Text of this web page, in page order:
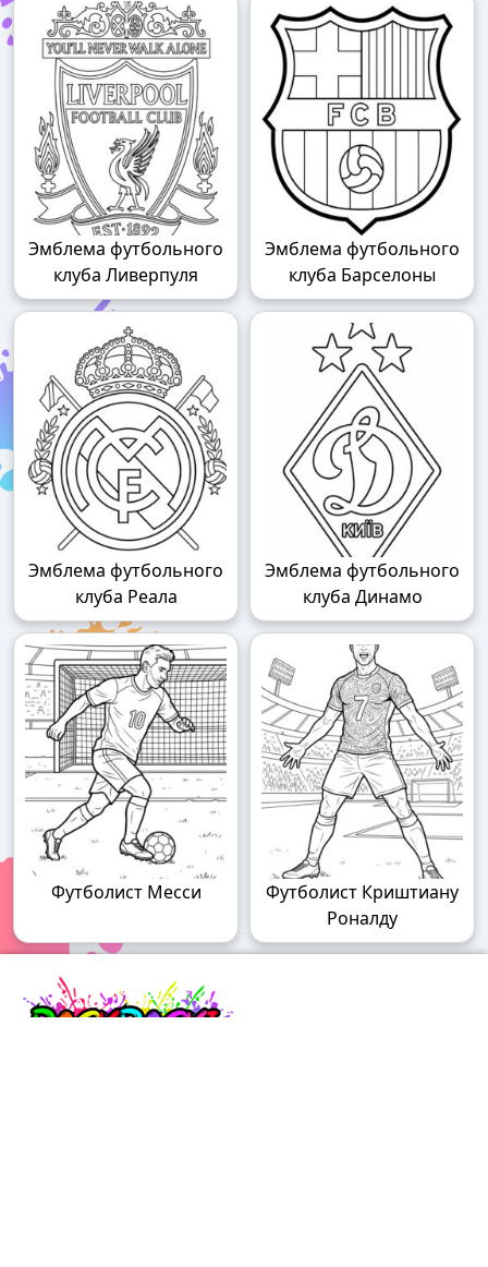
Эмблема футбольного
клуба Ливерпуля
Эмблема футбольного
клуба Барселоны
Эмблема футбольного
клуба Реала
Эмблема футбольного
клуба Динамо
Футболист Месси
Футболист Криштиану
Роналду